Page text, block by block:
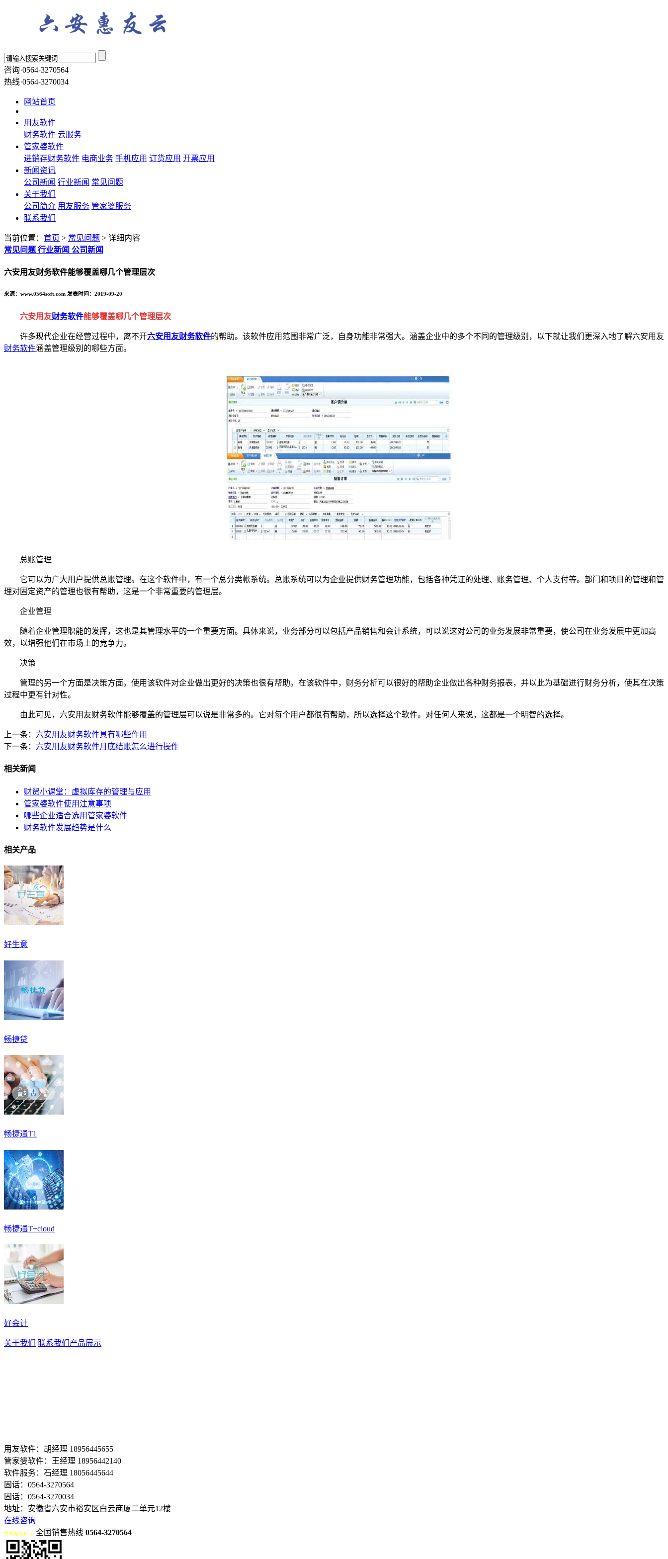
咨询·0564-3270564
热线·0564-3270034
网站首页
用友软件
财务软件 云服务
管家婆软件
进销存财务软件 电商业务 手机应用 订货应用 开票应用
新闻资讯
公司新闻 行业新闻 常见问题
关于我们
公司简介 用友服务 管家婆服务
联系我们
当前位置： 首页 > 常见问题 > 详细内容
常见问题 行业新闻 公司新闻
六安用友财务软件能够覆盖哪几个管理层次
来源：www.0564soft.com 发表时间：2019-09-20
六安用友财务软件能够覆盖哪几个管理层次
许多现代企业在经营过程中，离不开六安用友财务软件的帮助。该软件应用范围非常广泛，自身功能非常强大。涵盖企业中的多个不同的管理级别，以下就让我们更深入地了解六安用友
财务软件涵盖管理级别的哪些方面。
总账管理
它可以为广大用户提供总账管理。在这个软件中，有一个总分类帐系统。总账系统可以为企业提供财务管理功能，包括各种凭证的处理、账务管理、个人支付等。部门和项目的管理和管
理对固定资产的管理也很有帮助，这是一个非常重要的管理层。
企业管理
随着企业管理职能的发挥，这也是其管理水平的一个重要方面。具体来说，业务部分可以包括产品销售和会计系统，可以说这对公司的业务发展非常重要，使公司在业务发展中更加高
效，以增强他们在市场上的竞争力。
决策
管理的另一个方面是决策方面。使用该软件对企业做出更好的决策也很有帮助。在该软件中，财务分析可以很好的帮助企业做出各种财务报表，并以此为基础进行财务分析，使其在决策
过程中更有针对性。
由此可见，六安用友财务软件能够覆盖的管理层可以说是非常多的。它对每个用户都很有帮助，所以选择这个软件。对任何人来说，这都是一个明智的选择。
上一条： 六安用友财务软件具有哪些作用
下一条： 六安用友财务软件月底结账怎么进行操作
相关新闻
财贸小课堂：虚拟库存的管理与应用
管家婆软件使用注意事项
哪些企业适合选用管家婆软件
财务软件发展趋势是什么
相关产品
好生意
畅捷贷
畅捷通T1
畅捷通T+cloud
好会计
关于我们 联系我们 产品展示
用友软件：胡经理 18956445655
管家婆软件：王经理 18956442140
软件服务：石经理 18056445644
固话：0564-3270564
固话：0564-3270034
地址：安徽省六安市裕安区白云商厦二单元12楼
在线咨询
手机站访问→ 全国销售热线 0564-3270564